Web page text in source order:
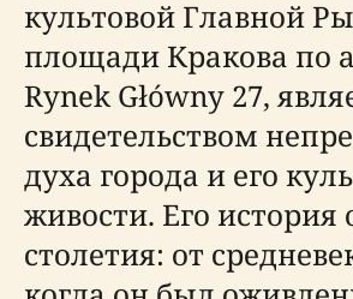
культовой Главной
площади Кракова по
Rynek Główny 27,
свидетельством
духа города и его
живости. Его история
столетия: от